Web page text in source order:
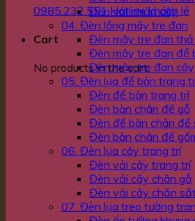
0985.232.551 Hotline khách lẻ
Cart
No products in the cart.
Đèn vải nhăn cây
04. Đèn lồng mây tre đan
Đèn mây tre đan
Đèn mây tre đan để
Đèn mây tre đan cây
05. Đèn lụa để bàn trang
Đèn để bàn trang trí
Đèn bàn chân đế gỗ
Đèn để bàn chân đế
Đèn bàn chân đế
06. Đèn lụa cây trang trí
Đèn vải cây trang trí
Đèn vải cây chân gỗ
Đèn vải cây chăn
07. Đèn lụa treo tường